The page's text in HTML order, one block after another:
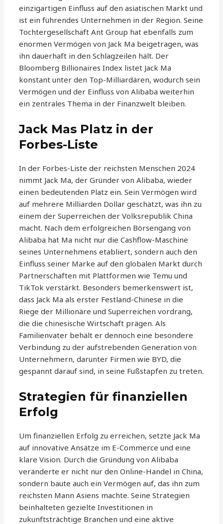
einzigartigen Einfluss auf den asiatischen Markt und
ist ein führendes Unternehmen in der Region. Seine
Tochtergesellschaft Ant Group hat ebenfalls zum
enormen Vermögen von Jack Ma beigetragen, was
ihn dauerhaft in den Schlagzeilen hält. Der
Bloomberg Billionaires Index listet Jack Ma
konstant unter den Top-Milliardären, wodurch sein
Vermögen und der Einfluss von Alibaba weiterhin
ein zentrales Thema in der Finanzwelt bleiben.
Jack Mas Platz in der
Forbes-Liste
In der Forbes-Liste der reichsten Menschen 2024
nimmt Jack Ma, der Gründer von Alibaba, wieder
einen bedeutenden Platz ein. Sein Vermögen wird
auf mehrere Milliarden Dollar geschätzt, was ihn zu
einem der Superreichen der Volksrepublik China
macht. Nach dem erfolgreichen Börsengang von
Alibaba hat Ma nicht nur die Cashflow-Maschine
seines Unternehmens etabliert, sondern auch den
Einfluss seiner Marke auf den globalen Markt durch
Partnerschaften mit Plattformen wie Temu und
TikTok verstärkt. Besonders bemerkenswert ist,
dass Jack Ma als erster Festland-Chinese in die
Riege der Millionäre und Superreichen vordrang,
die die chinesische Wirtschaft prägen. Als
Familienvater behält er dennoch eine besondere
Verbindung zu der aufstrebenden Generation von
Unternehmern, darunter Firmen wie BYD, die
gespannt darauf sind, in seine Fußstapfen zu treten.
Strategien für finanziellen
Erfolg
Um finanziellen Erfolg zu erreichen, setzte Jack Ma
auf innovative Ansätze im E-Commerce und eine
klare Vision. Durch die Gründung von Alibaba
veränderte er nicht nur den Online-Handel in China,
sondern baute auch ein Vermögen auf, das ihn zum
reichsten Mann Asiens machte. Seine Strategien
beinhalteten gezielte Investitionen in
zukunftsträchtige Branchen und eine aktive